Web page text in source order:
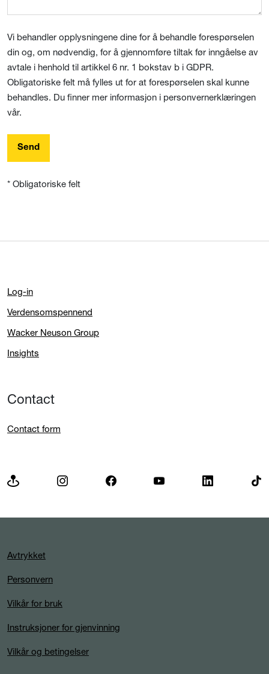
Vi behandler opplysningene dine for å behandle forespørselen
din og, om nødvendig, for å gjennomføre tiltak før inngåelse av
avtale i henhold til artikkel 6 nr. 1 bokstav b i GDPR.
Obligatoriske felt må fylles ut for at forespørselen skal kunne
behandles. Du finner mer informasjon i personvernerklæringen
vår.
Send
* Obligatoriske felt
Log-in
Verdensomspennend
Wacker Neuson Group
Insights
Contact
Contact form
Avtrykket
Personvern
Vilkår for bruk
Instruksjoner for gjenvinning
Vilkår og betingelser